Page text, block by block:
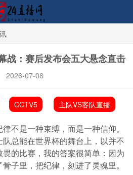
战：赛后发布会五大悬念直击
2026-07-08
CCTV5 主队VS客队直播
不是一种束缚，而是一种信仰。
总能在世界杯的舞台上，以并不
的比赛，我的答案很简单：因为
子里，把纪律，刻进了灵魂里。